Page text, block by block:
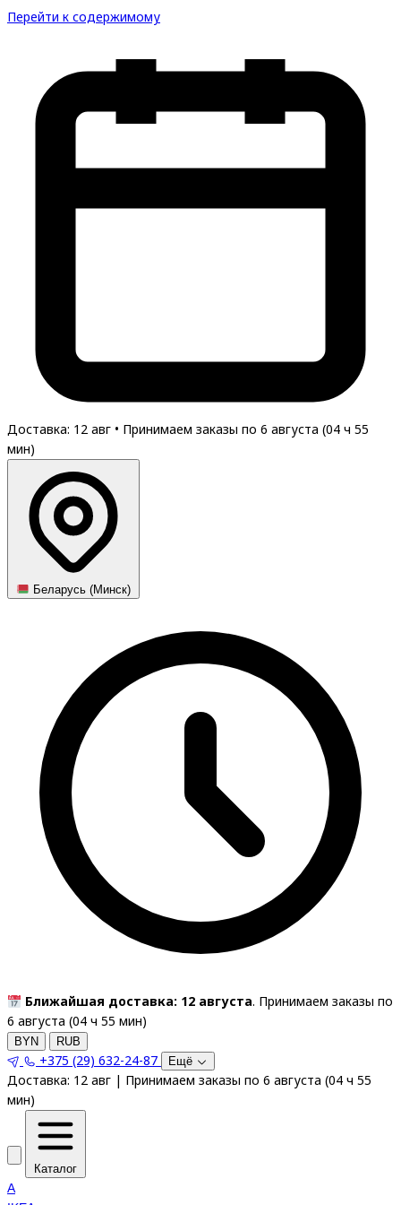
Перейти к содержимому
Доставка: 12 авг • Принимаем заказы по 6 августа (04 ч 55
мин)
Беларусь (Минск)
Ближайшая доставка: 12 августа. Принимаем заказы по
6 августа (04 ч 55 мин)
BYN RUB
+375 (29) 632-24-87 Ещё
Доставка: 12 авг | Принимаем заказы по 6 августа (04 ч 55
мин)
Каталог
A